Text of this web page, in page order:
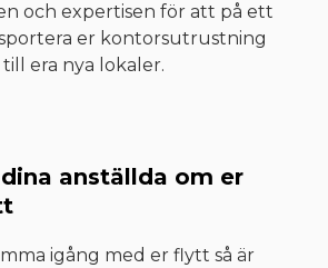
och expertisen för att på ett
er kontorsutrustning
era nya lokaler.
anställda om er
igång med er flytt så är